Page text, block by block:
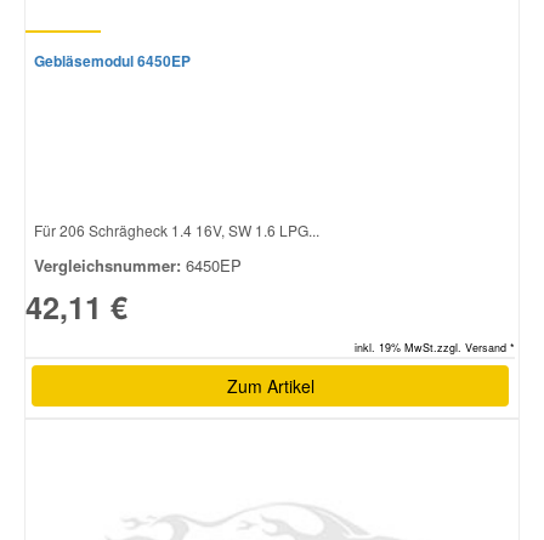
Gebläsemodul 6450EP
Für 206 Schrägheck 1.4 16V, SW 1.6 LPG...
Vergleichsnummer: 6450EP
42,11 €
inkl. 19% MwSt.zzgl. Versand *
Zum Artikel